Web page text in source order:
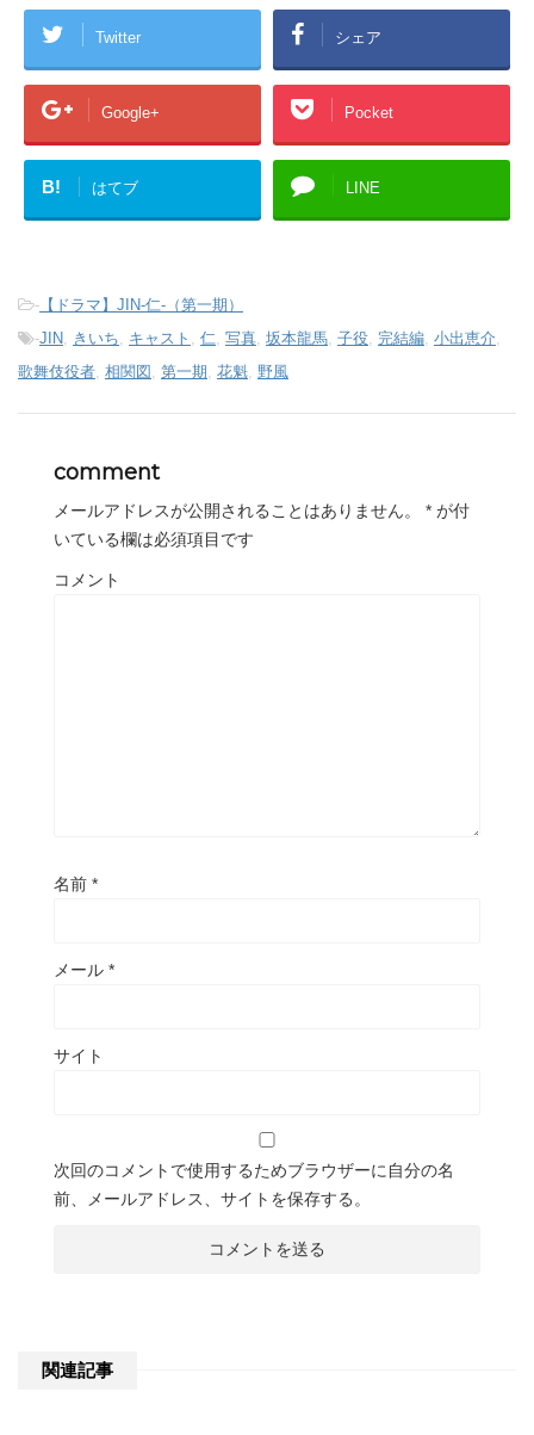
Twitter シェア
Google+ Pocket
B! はてブ LINE
- 【ドラマ】JIN-仁-（第一期）
-JIN きいち キャスト 仁 写真 坂本龍馬 子役 完結編 小出恵介
歌舞伎役者 相関図 第一期 花魁 野風
comment
メールアドレスが公開されることはありません。 * が付
いている欄は必須項目です
コメント
名前 *
メール *
サイト
次回のコメントで使用するためブラウザーに自分の名
前、メールアドレス、サイトを保存する。
関連記事